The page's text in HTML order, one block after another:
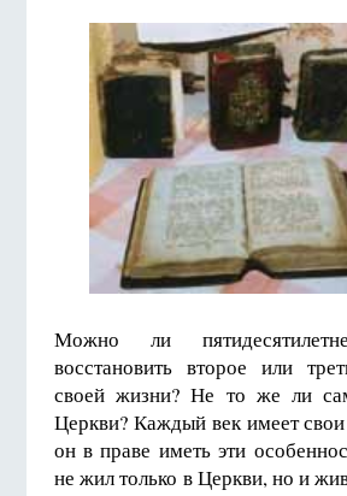
Можно ли
восстановить второе или
своей жизни? Не то же ли
Церкви? Каждый век имеет
он в праве иметь эти
не жил только в Церкви, но и